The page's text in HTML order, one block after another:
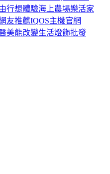
行想體驗海上農場樂活家
友推薦IQOS主機官網
美能改變生活燈飾批發